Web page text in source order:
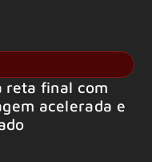
reta final com
acelerada e